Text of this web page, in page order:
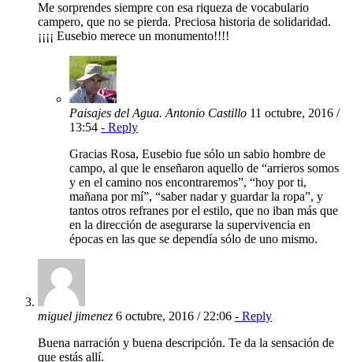
Me sorprendes siempre con esa riqueza de vocabulario
campero, que no se pierda. Preciosa historia de solidaridad.
¡¡¡¡ Eusebio merece un monumento!!!!
Paisajes del Agua. Antonio Castillo 11 octubre, 2016 /
13:54 - Reply
Gracias Rosa, Eusebio fue sólo un sabio hombre de
campo, al que le enseñaron aquello de “arrieros somos
y en el camino nos encontraremos”, “hoy por ti,
mañana por mí”, “saber nadar y guardar la ropa”, y
tantos otros refranes por el estilo, que no iban más que
en la dirección de asegurarse la supervivencia en
épocas en las que se dependía sólo de uno mismo.
miguel jimenez 6 octubre, 2016 / 22:06 - Reply
Buena narración y buena descripción. Te da la sensación de
que estás allí.